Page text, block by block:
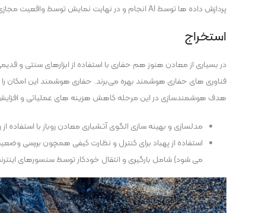
پردازش داده ها توسط AI انجام و در نهایت نمایش توسط واقعیت مجازی و واقعیت افزوده انجام می شود.
استخراج
در بسیاری از معادن هنوز هم حفاری با استفاده از ابزارهای سنتی
فناوری های حفاری هوشمند بهره می‌برند. حفاری هوشمند این امکان
هدف هوشمندسازی در این مرحله کاهش هزینه های عملیاتی و
مدلسازی و بهینه سازی الگوی آتشباری معادن روباز با
استفاده از پهباد برای کنترل و نظارت کیفی همچون بررسی
می شود) شامل بارگیری و انتقال خودکار توسط سنسورهای